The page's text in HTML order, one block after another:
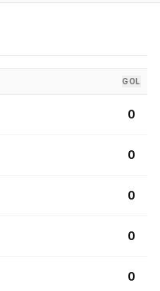
GOL
0
0
0
0
0